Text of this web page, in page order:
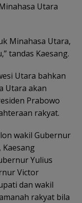
Utara
Minahasa Utara,
tandas Kaesang.
Utara bahkan
Utara akan
Prabowo
rakyat.
wakil Gubernur
Yulius
Victor
dan wakil
rakyat bila